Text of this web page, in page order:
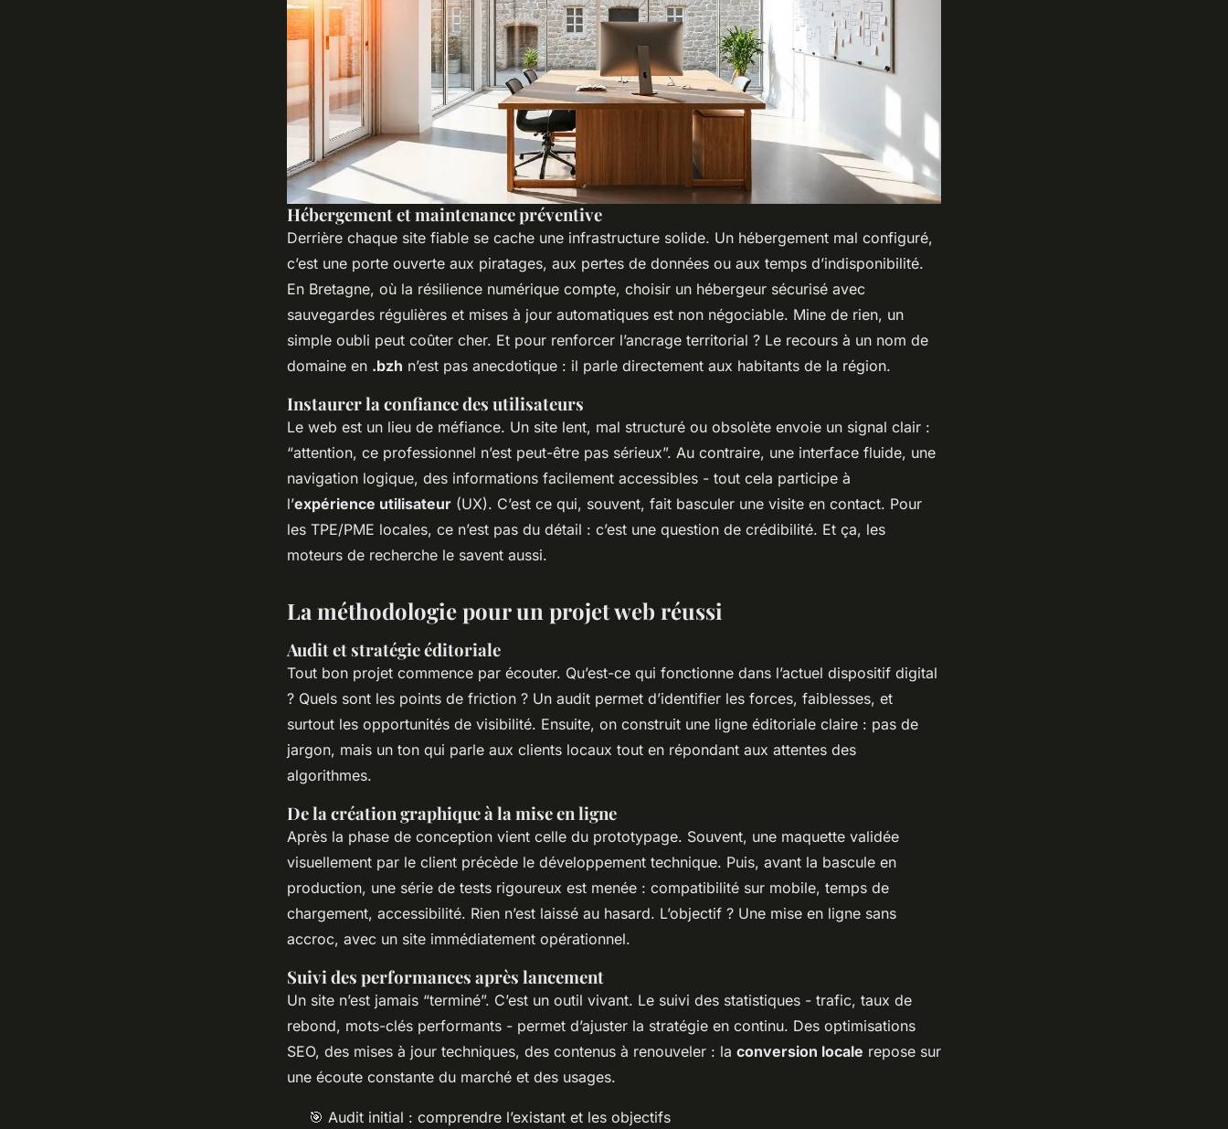
Hébergement et maintenance préventive
Derrière chaque site fiable se cache une infrastructure solide. Un hébergement mal configuré,
c’est une porte ouverte aux piratages, aux pertes de données ou aux temps d’indisponibilité.
En Bretagne, où la résilience numérique compte, choisir un hébergeur sécurisé avec
sauvegardes régulières et mises à jour automatiques est non négociable. Mine de rien, un
simple oubli peut coûter cher. Et pour renforcer l’ancrage territorial ? Le recours à un nom de
domaine en .bzh n’est pas anecdotique : il parle directement aux habitants de la région.
Instaurer la confiance des utilisateurs
Le web est un lieu de méfiance. Un site lent, mal structuré ou obsolète envoie un signal clair :
“attention, ce professionnel n’est peut-être pas sérieux”. Au contraire, une interface fluide, une
navigation logique, des informations facilement accessibles - tout cela participe à
l’expérience utilisateur (UX). C’est ce qui, souvent, fait basculer une visite en contact. Pour
les TPE/PME locales, ce n’est pas du détail : c’est une question de crédibilité. Et ça, les
moteurs de recherche le savent aussi.
La méthodologie pour un projet web réussi
Audit et stratégie éditoriale
Tout bon projet commence par écouter. Qu’est-ce qui fonctionne dans l’actuel dispositif digital
? Quels sont les points de friction ? Un audit permet d’identifier les forces, faiblesses, et
surtout les opportunités de visibilité. Ensuite, on construit une ligne éditoriale claire : pas de
jargon, mais un ton qui parle aux clients locaux tout en répondant aux attentes des
algorithmes.
De la création graphique à la mise en ligne
Après la phase de conception vient celle du prototypage. Souvent, une maquette validée
visuellement par le client précède le développement technique. Puis, avant la bascule en
production, une série de tests rigoureux est menée : compatibilité sur mobile, temps de
chargement, accessibilité. Rien n’est laissé au hasard. L’objectif ? Une mise en ligne sans
accroc, avec un site immédiatement opérationnel.
Suivi des performances après lancement
Un site n’est jamais “terminé”. C’est un outil vivant. Le suivi des statistiques - trafic, taux de
rebond, mots-clés performants - permet d’ajuster la stratégie en continu. Des optimisations
SEO, des mises à jour techniques, des contenus à renouveler : la conversion locale repose sur
une écoute constante du marché et des usages.
🎯 Audit initial : comprendre l’existant et les objectifs